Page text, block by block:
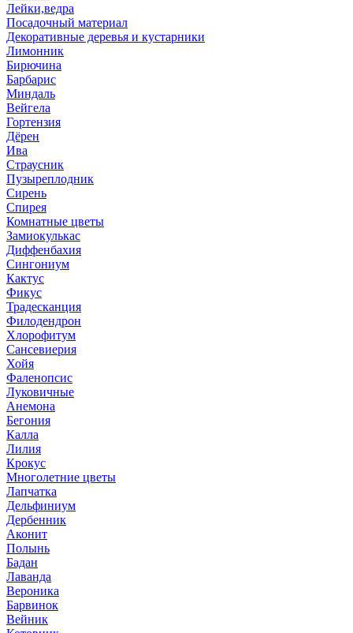
Лейки,ведра
Посадочный материал
Декоративные деревья и кустарники
Лимонник
Бирючина
Барбарис
Миндаль
Вейгела
Гортензия
Дёрен
Ива
Страусник
Пузыреплодник
Сирень
Спирея
Комнатные цветы
Замиокулькас
Диффенбахия
Сингониум
Кактус
Фикус
Традесканция
Филодендрон
Хлорофитум
Сансевиерия
Хойя
Фаленопсис
Луковичные
Анемона
Бегония
Калла
Лилия
Крокус
Многолетние цветы
Лапчатка
Дельфиниум
Дербенник
Аконит
Полынь
Бадан
Лаванда
Вероника
Барвинок
Вейник